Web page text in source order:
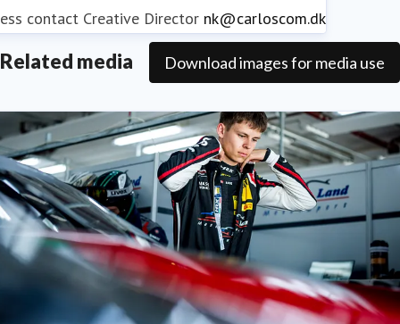
contact Creative Director nk@carloscom.dk
Related media Download images for media use